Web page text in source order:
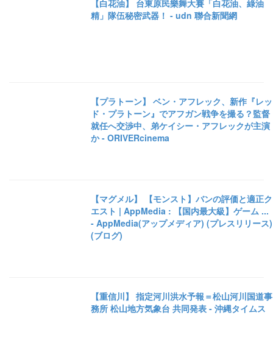
【白花油】 台東原民樂舞大賽「白花油、綠油
精」隊伍秘密武器！ - udn 聯合新聞網
【プラトーン】 ベン・アフレック、新作『レッ
ド・プラトーン』でアフガン戦争を撮る？監督
就任へ交渉中、弟ケイシー・アフレックが主演
か - ORIVERcinema
【マグメル】 【モンスト】バンの評価と適正ク
エスト | AppMedia : 【国内最大級】ゲーム ...
- AppMedia(アップメディア) (プレスリリース)
(ブログ)
【重信川】 指定河川洪水予報＝松山河川国道事
務所 松山地方気象台 共同発表 - 沖縄タイムス